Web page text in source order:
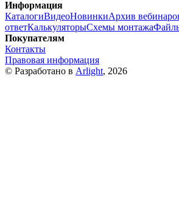
Информация
КаталогиВидеоНовинкиАрхив
ответКалькуляторыСхемы монтажа
Покупателям
Контакты
Правовая информация
© Разработано в Arlight, 2026